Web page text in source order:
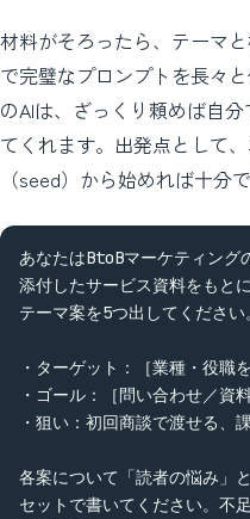
材料がそろったら、テーマ
で完璧なプロンプトを長々
のAIは、ざっくり頼めば自
てくれます。出発点として
（seed）から始めれば十分で
あなたはBtoBマーケティング
添付したサービス資料をもと
テーマ案を5つ出してください。
・ターゲット：［業種・役職を
・ゴール：［問い合わせ／資
・狙い：初回商談で渡せる、
各案について「読者の悩み」
セットで書いてください。不